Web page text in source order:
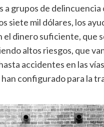
a grupos de
siete mil dólares, los
dinero suficiente, que
altos riesgos, que
accidentes en las
configurado para la